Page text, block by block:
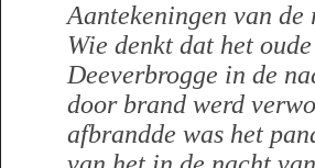
Aantekeningen van
Wie denkt dat het
Deeverbrogge in de
door brand werd
afbrandde was het